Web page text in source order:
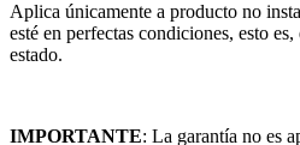
Aplica únicamente a producto no
esté en perfectas condiciones, esto
estado.
IMPORTANTE: La garantía no es